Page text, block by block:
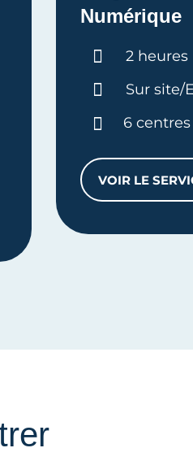
GLOBALE 360°
Numérique
Durée :
2 heures
Sur site/
6 centres
VOIR LE